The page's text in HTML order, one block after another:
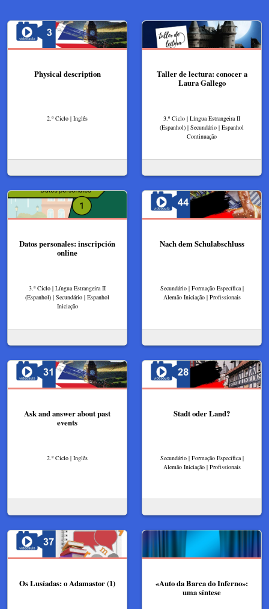
Physical description
2.º Ciclo | Inglês
Taller de lectura: conocer a
Laura Gallego
3.º Ciclo | Língua Estrangeira II
(Espanhol) | Secundário | Espanhol
Continuação
Datos personales: inscripción
online
3.º Ciclo | Língua Estrangeira II
(Espanhol) | Secundário | Espanhol
Iniciação
Nach dem Schulabschluss
Secundário | Formação Específica |
Alemão Iniciação | Profissionais
Ask and answer about past
events
2.º Ciclo | Inglês
Stadt oder Land?
Secundário | Formação Específica |
Alemão Iniciação | Profissionais
Os Lusíadas: o Adamastor (1)
«Auto da Barca do Inferno»:
uma síntese